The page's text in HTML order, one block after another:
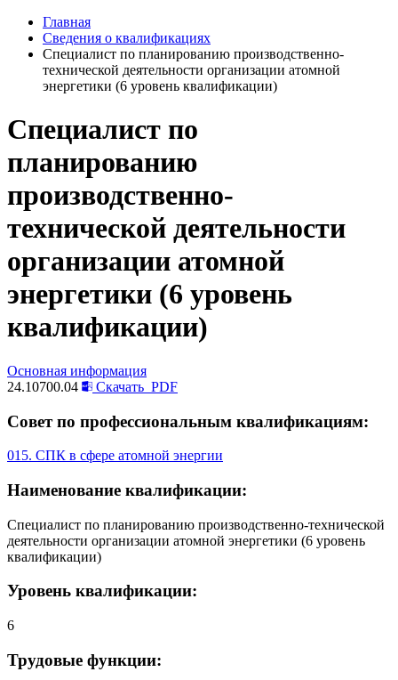
Главная
Сведения о квалификациях
Специалист по планированию производственно-
технической деятельности организации атомной
энергетики (6 уровень квалификации)
Специалист по
планированию
производственно-
технической деятельности
организации атомной
энергетики (6 уровень
квалификации)
Основная информация
24.10700.04
Скачать PDF
Совет по профессиональным квалификациям:
015. СПК в сфере атомной энергии
Наименование квалификации:
Специалист по планированию производственно-технической
деятельности организации атомной энергетики (6 уровень
квалификации)
Уровень квалификации:
6
Трудовые функции: